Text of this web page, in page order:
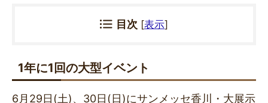
目次 [表示]
1年に1回の大型イベント
6月29日(土)、30日(日)にサンメッセ香川・大展示